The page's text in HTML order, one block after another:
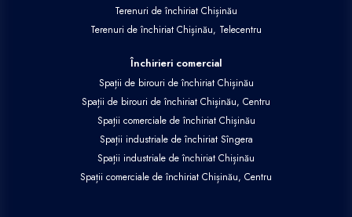
Terenuri de închiriat Chișinău
Terenuri de închiriat Chișinău, Telecentru
Închirieri comercial
Spații de birouri de închiriat Chișinău
Spații de birouri de închiriat Chișinău, Centru
Spații comerciale de închiriat Chișinău
Spații industriale de închiriat Sîngera
Spații industriale de închiriat Chișinău
Spații comerciale de închiriat Chișinău, Centru